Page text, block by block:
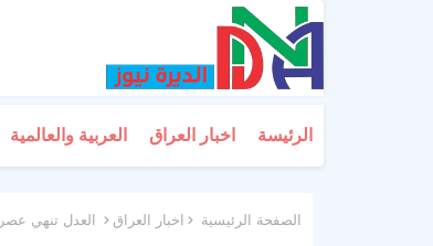
الرئيسة اخبار العراق العربية والعالمية
الصفحة الرئيسية اخبار العراق العدل تنهي عصر